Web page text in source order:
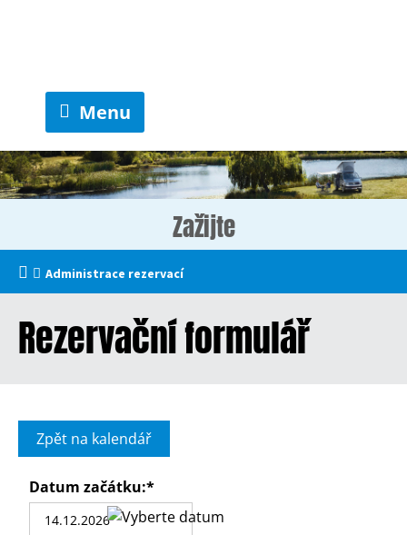
Menu
Zažijte
Administrace rezervací
Rezervační formulář
Zpět na kalendář
Datum začátku:*